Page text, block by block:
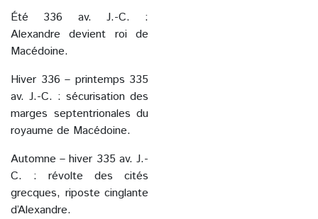
Été 336 av. J.-C. :
Alexandre devient roi de
Macédoine.
Hiver 336 – printemps 335
av. J.-C. : sécurisation des
marges septentrionales du
royaume de Macédoine.
Automne – hiver 335 av. J.-
C. : révolte des cités
grecques, riposte cinglante
d’Alexandre.